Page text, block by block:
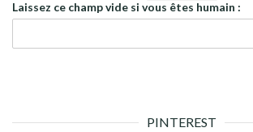
Laissez ce champ vide si vous êtes humain :
PINTEREST